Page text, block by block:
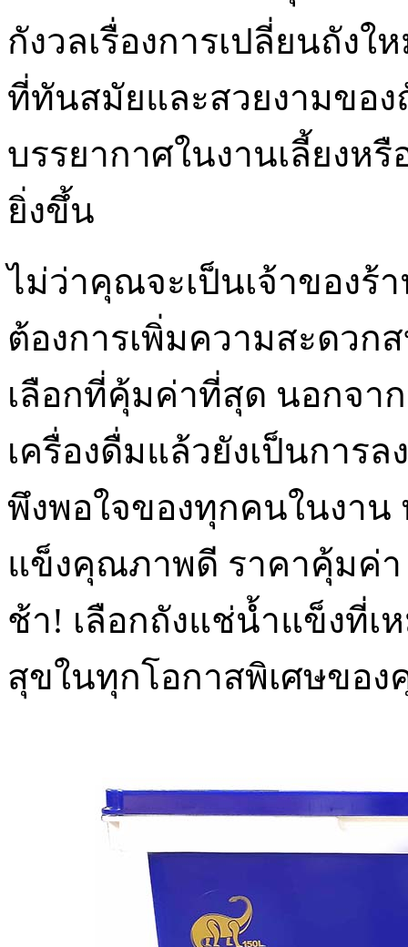
กังวลเรื่องการเปลี่ยนถัง
ที่ทันสมัยและสวยงามของ
บรรยากาศในงานเลี้ยงห
ยิ่งขึ้น
ไม่ว่าคุณจะเป็นเจ้าของร้
ต้องการเพิ่มความสะดวก
เลือกที่คุ้มค่าที่สุด นอกจา
เครื่องดื่มแล้วยังเป็นการ
พึงพอใจของทุกคนในงา
แข็งคุณภาพดี ราคาคุ้มค่า
ช้า! เลือกถังแช่น้ำแข็งที่
สุขในทุกโอกาสพิเศษขอ